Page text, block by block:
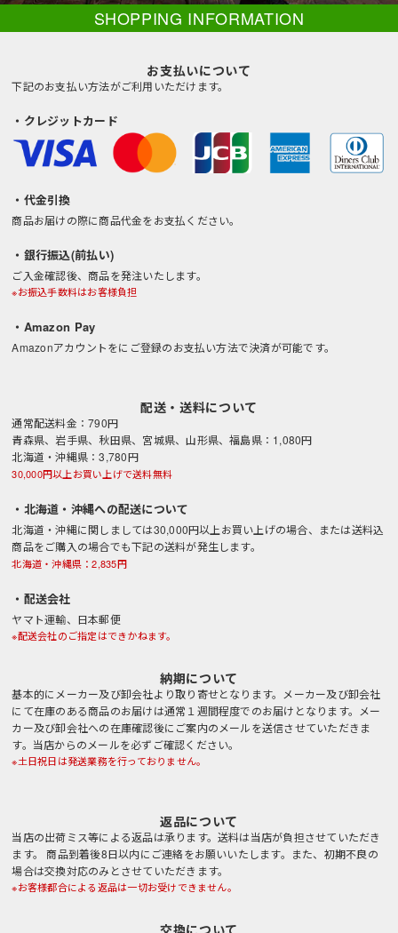
SHOPPING INFORMATION
お支払いについて
下記のお支払い方法がご利用いただけます。
・クレジットカード
・代金引換
商品お届けの際に商品代金をお支払ください。
・銀行振込(前払い)
ご入金確認後、商品を発注いたします。
※お振込手数料はお客様負担
・Amazon Pay
Amazonアカウントをにご登録のお支払い方法で決済が可能です。
配送・送料について
通常配送料金：790円
青森県、岩手県、秋田県、宮城県、山形県、福島県：1,080円
北海道・沖縄県：3,780円
30,000円以上お買い上げで送料無料
・北海道・沖縄への配送について
北海道・沖縄に関しましては30,000円以上お買い上げの場合、または送料込
商品をご購入の場合でも下記の送料が発生します。
北海道・沖縄県：2,835円
・配送会社
ヤマト運輸、日本郵便
※配送会社のご指定はできかねます。
納期について
基本的にメーカー及び卸会社より取り寄せとなります。メーカー及び卸会社
にて在庫のある商品のお届けは通常１週間程度でのお届けとなります。メー
カー及び卸会社への在庫確認後にご案内のメールを送信させていただきま
す。当店からのメールを必ずご確認ください。
※土日祝日は発送業務を行っておりません。
返品について
当店の出荷ミス等による返品は承ります。送料は当店が負担させていただき
ます。 商品到着後8日以内にご連絡をお願いいたします。また、初期不良の
場合は交換対応のみとさせていただきます。
※お客様都合による返品は一切お受けできません。
交換について